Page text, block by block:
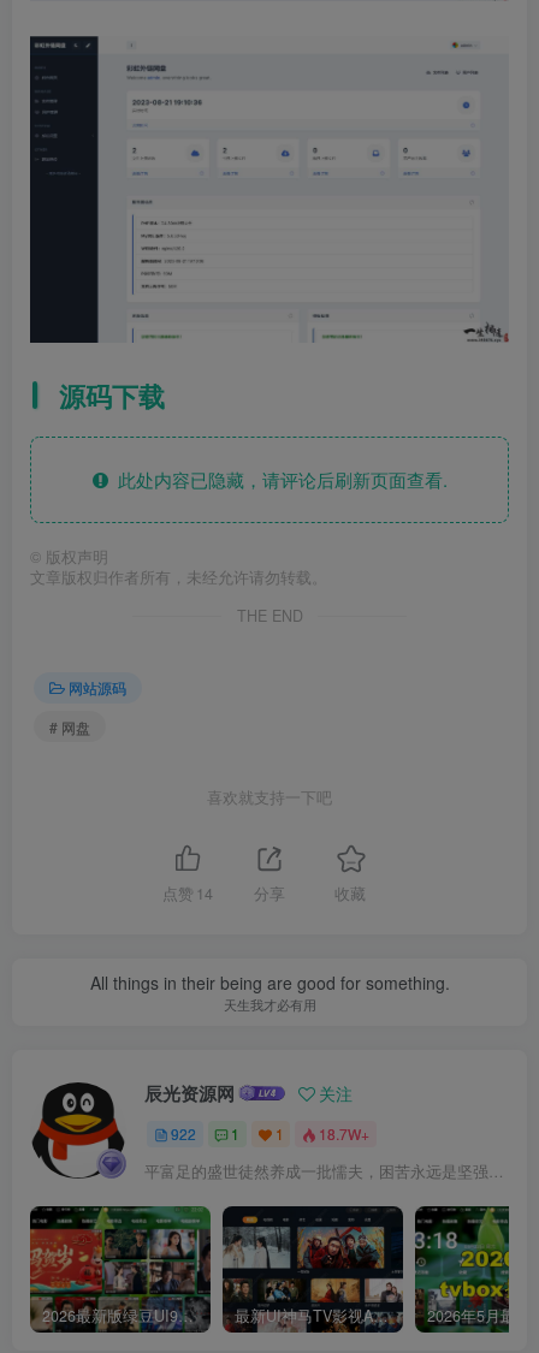
源码下载
此处内容已隐藏，请评论后刷新页面查看.
© 版权声明
文章版权归作者所有，未经允许请勿转载。
THE END
网站源码
# 网盘
喜欢就支持一下吧
点赞 14 分享 收藏
All things in their being are good for something.
天生我才必有用
辰光资源网 关注
922 1 1 18.7W+
平富足的盛世徒然养成一批懦夫，困苦永远是坚强之母
2026最新版绿豆UI9双端影视APP源码 最新UI神马TV影视APP源码 乐檬影视苹果CMS后台 包含前后端源码